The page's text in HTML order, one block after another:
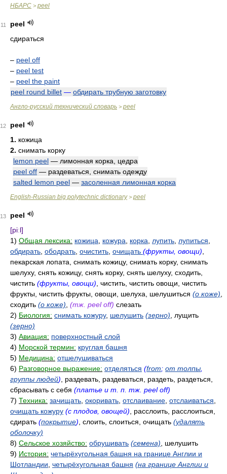
НБАРС > peel
11
peel
сдираться
– peel off
– peel test
– peel the paint
peel round billet — обдирать трубную заготовку
Англо-русский технический словарь > peel
12
peel
1. кожица
2. снимать корку
lemon peel — лимонная корка, цедра
peel off — раздеваться, снимать одежду
salted lemon peel — засоленная лимонная корка
English-Russian big polytechnic dictionary> peel
13
peel
[piːl]
1) Общая лексика: кожица кожура корка лупить лупиться
обдирать ободрать очистить очищать (фрукты, овощи)
пекарская лопата, снимать кожицу, снимать корку, снимать
шелуху, снять кожицу, снять корку, снять шелуху, сходить,
чистить (фрукты, овощи) , чистить, чистить овощи, чистить
фрукты, чистить фрукты, овощи, шелуха, шелушиться (о коже)
сходить (о коже) (тж. peel off) слезать
2) Биология: снимать кожуру, шелушить (зерно) , лущить
(зерно)
3) Авиация: поверхностный слой
4) Морской термин: круглая башня
5) Медицина: отшелушиваться
6) Разговорное выражение: отделяться (from; от толпы
группы людей) , раздевать, раздеваться, раздеть, раздеться,
сбрасывать с себя (платье и т. п. тж. peel off)
7) Техника: зачищать окоривать отслаивание отслаиваться
очищать кожуру (с плодов, овощей) , расслоить, расслоиться,
сдирать (покрытие) , слоить, слоиться, очищать (удалять
оболочку)
8) Сельское хозяйство: обрушивать (семена) , шелушить
9) История: четырёхугольная башня на границе Англии и
Шотландии четырёхугольная башня (на границе Англии и